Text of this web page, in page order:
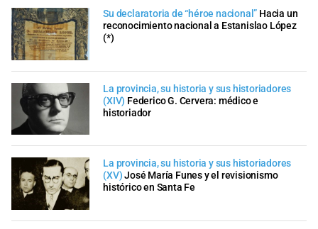
Su declaratoria de “héroe nacional” Hacia un
reconocimiento nacional a Estanislao López
(*)
La provincia, su historia y sus historiadores
(XIV) Federico G. Cervera: médico e
historiador
La provincia, su historia y sus historiadores
(XV)José María Funes y el revisionismo
histórico en Santa Fe